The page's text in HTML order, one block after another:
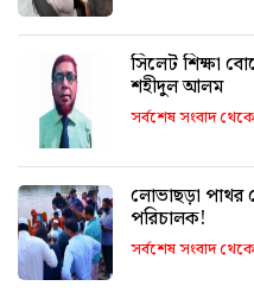
সিলেট শিক্ষা
শহীদুল আলম
সর্বশেষ সংবাদ থেকে
লোভাছড়া পাথর
পরিচালক!
সর্বশেষ সংবাদ থেকে